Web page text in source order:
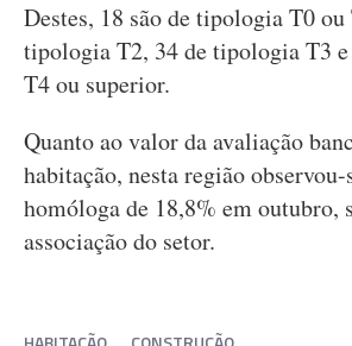
Destes, 18 são de tipologia T0 ou
tipologia T2, 34 de tipologia T3
T4 ou superior.
Quanto ao valor da avaliação
habitação, nesta região
homóloga de 18,8% em outubro,
associação do setor.